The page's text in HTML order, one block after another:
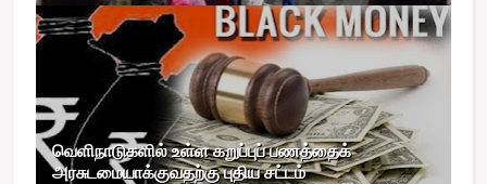
வெளிநாடுகளில் உள்ள கறுப்புப் பணத்தைக்
அரசுடமையாக்குவதற்கு புதிய சட்டம்